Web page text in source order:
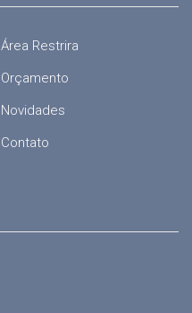
Área Restrira
Orçamento
Novidades
Contato